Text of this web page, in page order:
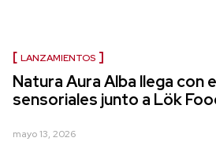
LANZAMIENTOS
Natura Aura Alba llega con
sensoriales junto a Lök
mayo 13, 2026